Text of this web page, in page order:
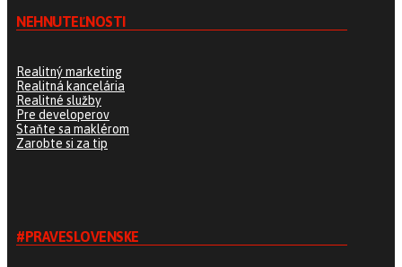
NEHNUTEĽNOSTI
Realitný marketing
Realitná kancelária
Realitné služby
Pre developerov
Staňte sa maklérom
Zarobte si za tip
#PRAVESLOVENSKE